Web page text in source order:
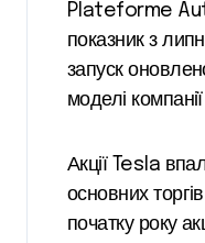
Plateforme
показник з
запуск
моделі
Акції Tesla
основних
початку року